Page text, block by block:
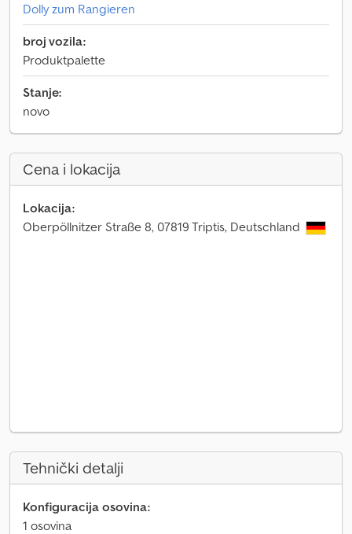
Dolly zum Rangieren
broj vozila:
Produktpalette
Stanje:
novo
Cena i lokacija
Lokacija:
Oberpöllnitzer Straße 8, 07819 Triptis, Deutschland
Tehnički detalji
Konfiguracija osovina:
1 osovina